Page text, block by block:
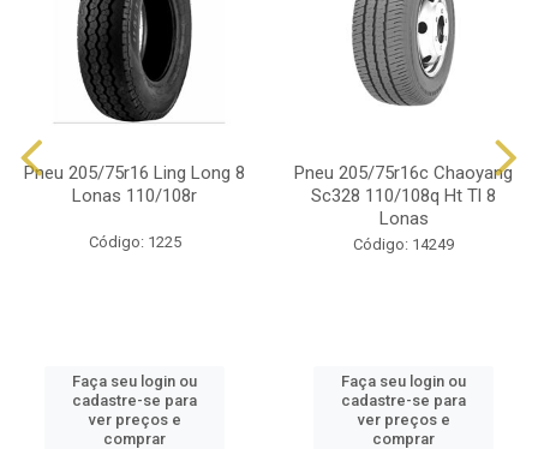
Pneu 205/75r16 Ling Long 8
Lonas 110/108r
Código: 1225
Faça seu login ou
cadastre-se para
ver preços e
comprar
Pneu 205/75r16c Chaoyang
Sc328 110/108q Ht Tl 8
Lonas
Código: 14249
Faça seu login ou
cadastre-se para
ver preços e
comprar